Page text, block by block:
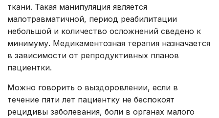
ткани. Такая манипуляция является
малотравматичной, период реабилитации
небольшой и количество осложнений сведено к
минимуму. Медикаментозная терапия назначается
в зависимости от репродуктивных планов
пациентки.
Можно говорить о выздоровлении, если в
течение пяти лет пациентку не беспокоят
рецидивы заболевания, боли в органах малого